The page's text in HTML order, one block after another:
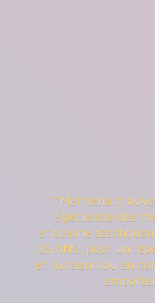
**Maintenant
Spécialiste des
et cuisine
25 ANS, pour un
en livraison ou en